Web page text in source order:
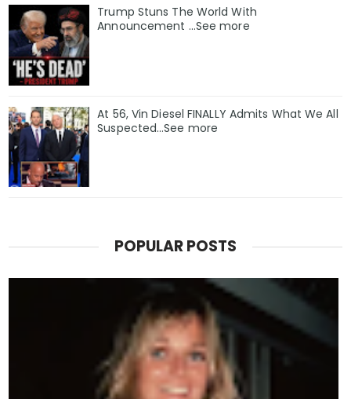
Trump Stuns The World With
Announcement ...See more
At 56, Vin Diesel FINALLY Admits What We All
Suspected…See more
POPULAR POSTS